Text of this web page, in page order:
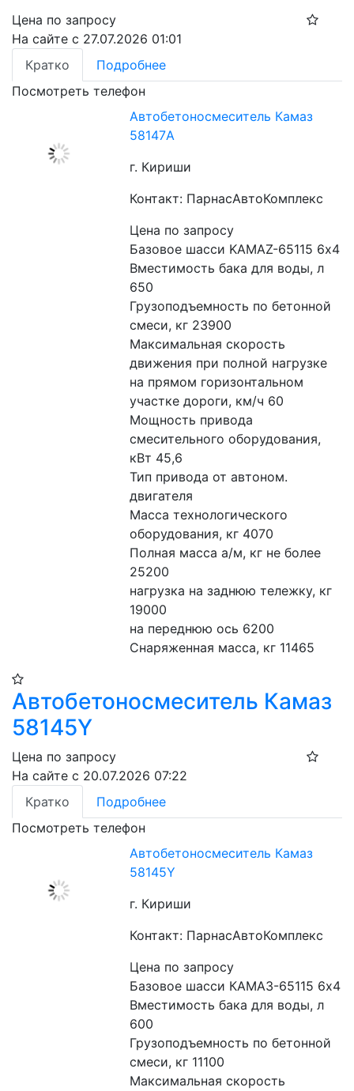
Цена по запросу
На сайте с 27.07.2026 01:01
Кратко
Подробнее
Посмотреть телефон
Автобетоносмеситель Камаз
58147A
г. Кириши
Контакт: ПарнасАвтоКомплекс
Цена по запросу
Базовое шасси KAMAZ-65115 6х4
Вместимость бака для воды, л
650
Грузоподъемность по бетонной
смеси, кг 23900
Максимальная скорость
движения при полной нагрузке
на прямом горизонтальном
участке дороги, км/ч 60
Мощность привода
смесительного оборудования,
кВт 45,6
Тип привода от автоном.
двигателя
Масса технологического
оборудования, кг 4070
Полная масса а/м, кг не более
25200
нагрузка на заднюю тележку, кг
19000
на переднюю ось 6200
Снаряженная масса, кг 11465
Автобетоносмеситель Камаз
58145Y
Цена по запросу
На сайте с 20.07.2026 07:22
Кратко
Подробнее
Посмотреть телефон
Автобетоносмеситель Камаз
58145Y
г. Кириши
Контакт: ПарнасАвтоКомплекс
Цена по запросу
Базовое шасси КАМАЗ-65115 6х4
Вместимость бака для воды, л
600
Грузоподъемность по бетонной
смеси, кг 11100
Максимальная скорость